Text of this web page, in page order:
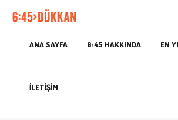
ANA SAYFA 6:45 HAKKINDA EN
İLETİŞİM